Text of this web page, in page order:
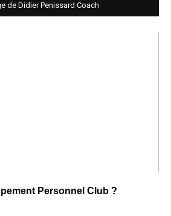
de Didier Penissard Coach
Personnel Club ?